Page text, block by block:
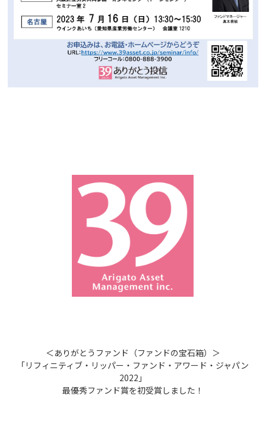
＜ありがとうファンド（ファンドの宝石箱）＞
「リフィニティブ・リッパー・ファンド・アワード・ジャパン
2022」
最優秀ファンド賞を初受賞しました！